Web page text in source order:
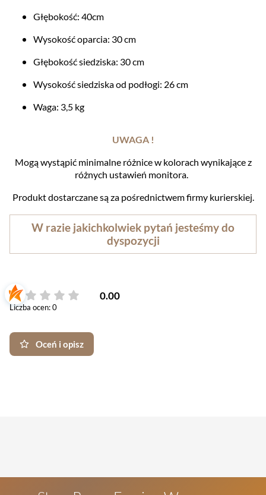
Głębokość: 40cm
Wysokość oparcia: 30 cm
Głębokość siedziska: 30 cm
Wysokość siedziska od podłogi: 26 cm
Waga: 3,5 kg
UWAGA !
Mogą wystąpić minimalne różnice w kolorach wynikające z
różnych ustawień monitora.
Produkt dostarczane są za pośrednictwem firmy kurierskiej.
W razie jakichkolwiek pytań jesteśmy do
dyspozycji
0.00
Liczba ocen: 0
Oceń i opisz